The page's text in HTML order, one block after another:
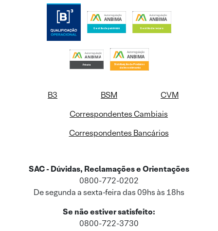
B3 BSM
CVM
Correspondentes Cambiais
Correspondentes Bancários
SAC - Dúvidas, Reclamações e Orientações
0800-772-0202
De segunda a sexta-feira das 09hs às 18hs
Se não estiver satisfeito:
0800-722-3730